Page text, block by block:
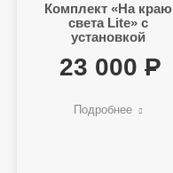
Комплект «На краю
света Lite» с
установкой
23 000
Подробнее